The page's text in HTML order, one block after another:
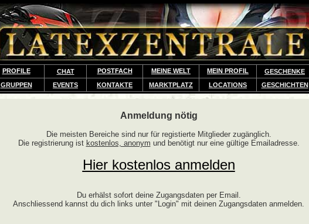
PROFILE CHAT POSTFACH MEINE WELT MEIN PROFIL GESCHENKE
GRUPPEN EVENTS KONTAKTE MARKTPLATZ LOCATIONS GESCHICHTEN
Anmeldung nötig
Die meisten Bereiche sind nur für registierte Mitglieder zugänglich.
Die registrierung ist kostenlos, anonym und benötigt nur eine gültige Emailadresse.
Hier kostenlos anmelden
Du erhälst sofort deine Zugangsdaten per Email.
Anschliessend kannst du dich links unter "Login" mit deinen Zugangsdaten anmelden.